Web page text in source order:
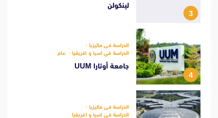
3
لينكولن
4
الدراسة فى ماليزيا
الدراسة في اسيا و افريقيا
عام
جامعة أوتارا UUM
الدراسة فى ماليزيا
الدراسة في اسيا و افريقيا